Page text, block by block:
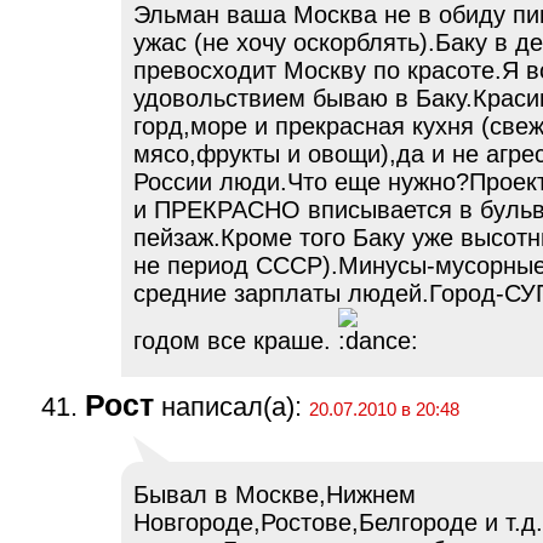
Эльман ваша Москва не в обиду
ужас (не хочу оскорблять).Баку в
превосходит Москву по красоте.Я
удовольствием бываю в
горд,море и прекрасная кухня
мясо,фрукты и овощи),да и не
России люди.Что еще
и ПРЕКРАСНО вписывается в
пейзаж.Кроме того Баку уже
не период СССР).Минусы-
средние зарплаты людей.Город-
годом все краше.
Рост написал(а): 20.07.2010 в 20:48
Бывал в Москве,Нижнем
Новгороде,Ростове,Белгороде и